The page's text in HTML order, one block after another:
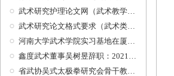
武术研究护理论文网（武术教学论文）
武术研究论文格式要求（武术类论文）
河南大学武术学院实习基地在厦揭牌推动太极拳
鑫度武术董事吴树昱辞职：2021年资金链紧张
省武协吴式太极拳研究会骨干教练培训正式开班